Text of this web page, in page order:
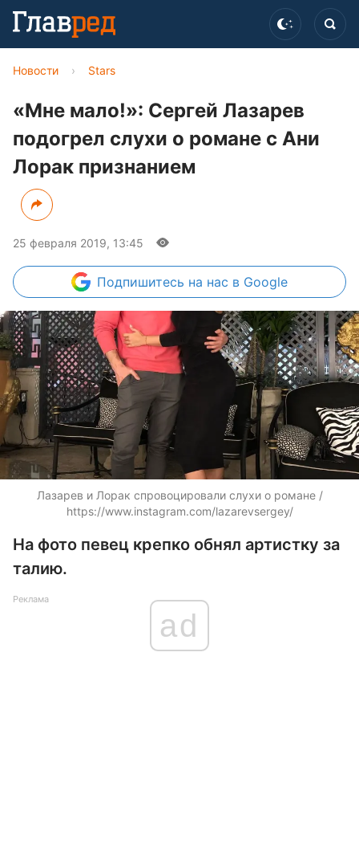
Новости › Stars
«Мне мало!»: Сергей Лазарев
подогрел слухи о романе с Ани
Лорак признанием
25 февраля 2019, 13:45
Подпишитесь на нас в Google
Лазарев и Лорак спровоцировали слухи о романе /
https://www.instagram.com/lazarevsergey/
На фото певец крепко обнял артистку за
талию.
Реклама
ad